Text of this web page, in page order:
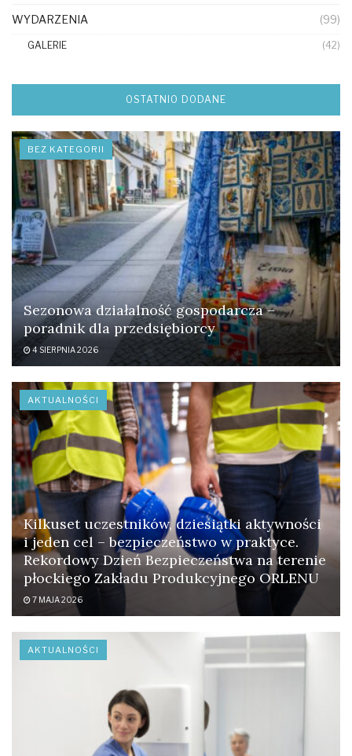
WYDARZENIA (99)
GALERIE (42)
OSTATNIO DODANE
BEZ KATEGORII
Sezonowa działalność gospodarcza –
poradnik dla przedsiębiorcy
4 SIERPNIA 2026
AKTUALNOŚCI
Kilkuset uczestników, dziesiątki aktywności
i jeden cel – bezpieczeństwo w praktyce.
Rekordowy Dzień Bezpieczeństwa na terenie
płockiego Zakładu Produkcyjnego ORLENU
7 MAJA 2026
AKTUALNOŚCI